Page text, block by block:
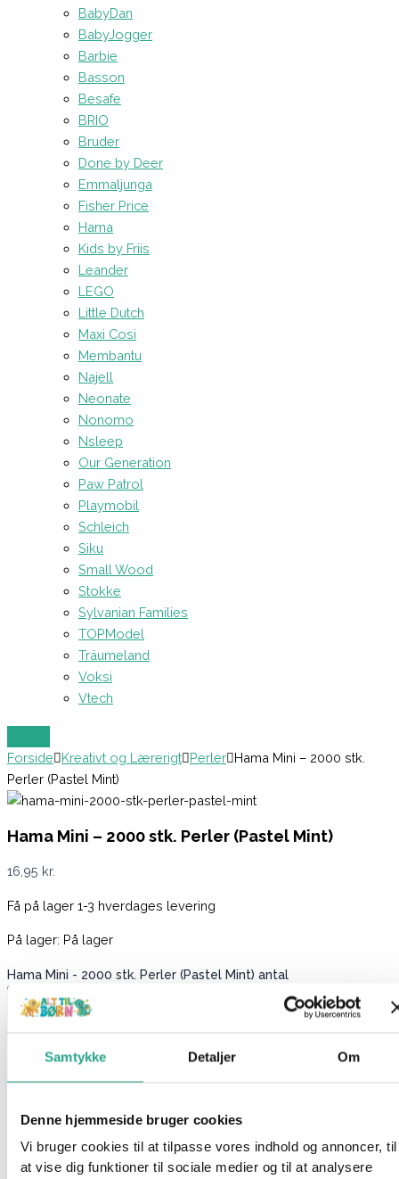
Samtykke Detaljer Om
Denne hjemmeside bruger cookies
Vi bruger cookies til at tilpasse vores indhold og annoncer, til
at vise dig funktioner til sociale medier og til at analysere
BabyDan
BabyJogger
Barbie
Basson
Besafe
BRIO
Bruder
Done by Deer
Emmaljunga
Fisher Price
Hama
Kids by Friis
Leander
LEGO
Little Dutch
Maxi Cosi
Membantu
Najell
Neonate
Nonomo
Nsleep
Our Generation
Paw Patrol
Playmobil
Schleich
Siku
Small Wood
Stokke
Sylvanian Families
TOPModel
Träumeland
Voksi
Vtech
Forside Kreativt og Lærerigt Perler Hama Mini – 2000 stk.
Perler (Pastel Mint)
Hama Mini – 2000 stk. Perler (Pastel Mint)
16,95 kr.
Få på lager 1-3 hverdages levering
På lager: På lager
Hama Mini - 2000 stk. Perler (Pastel Mint) antal
Læg i kurv
Mærker
Perler
Beskrivelse
Spørg om produktet